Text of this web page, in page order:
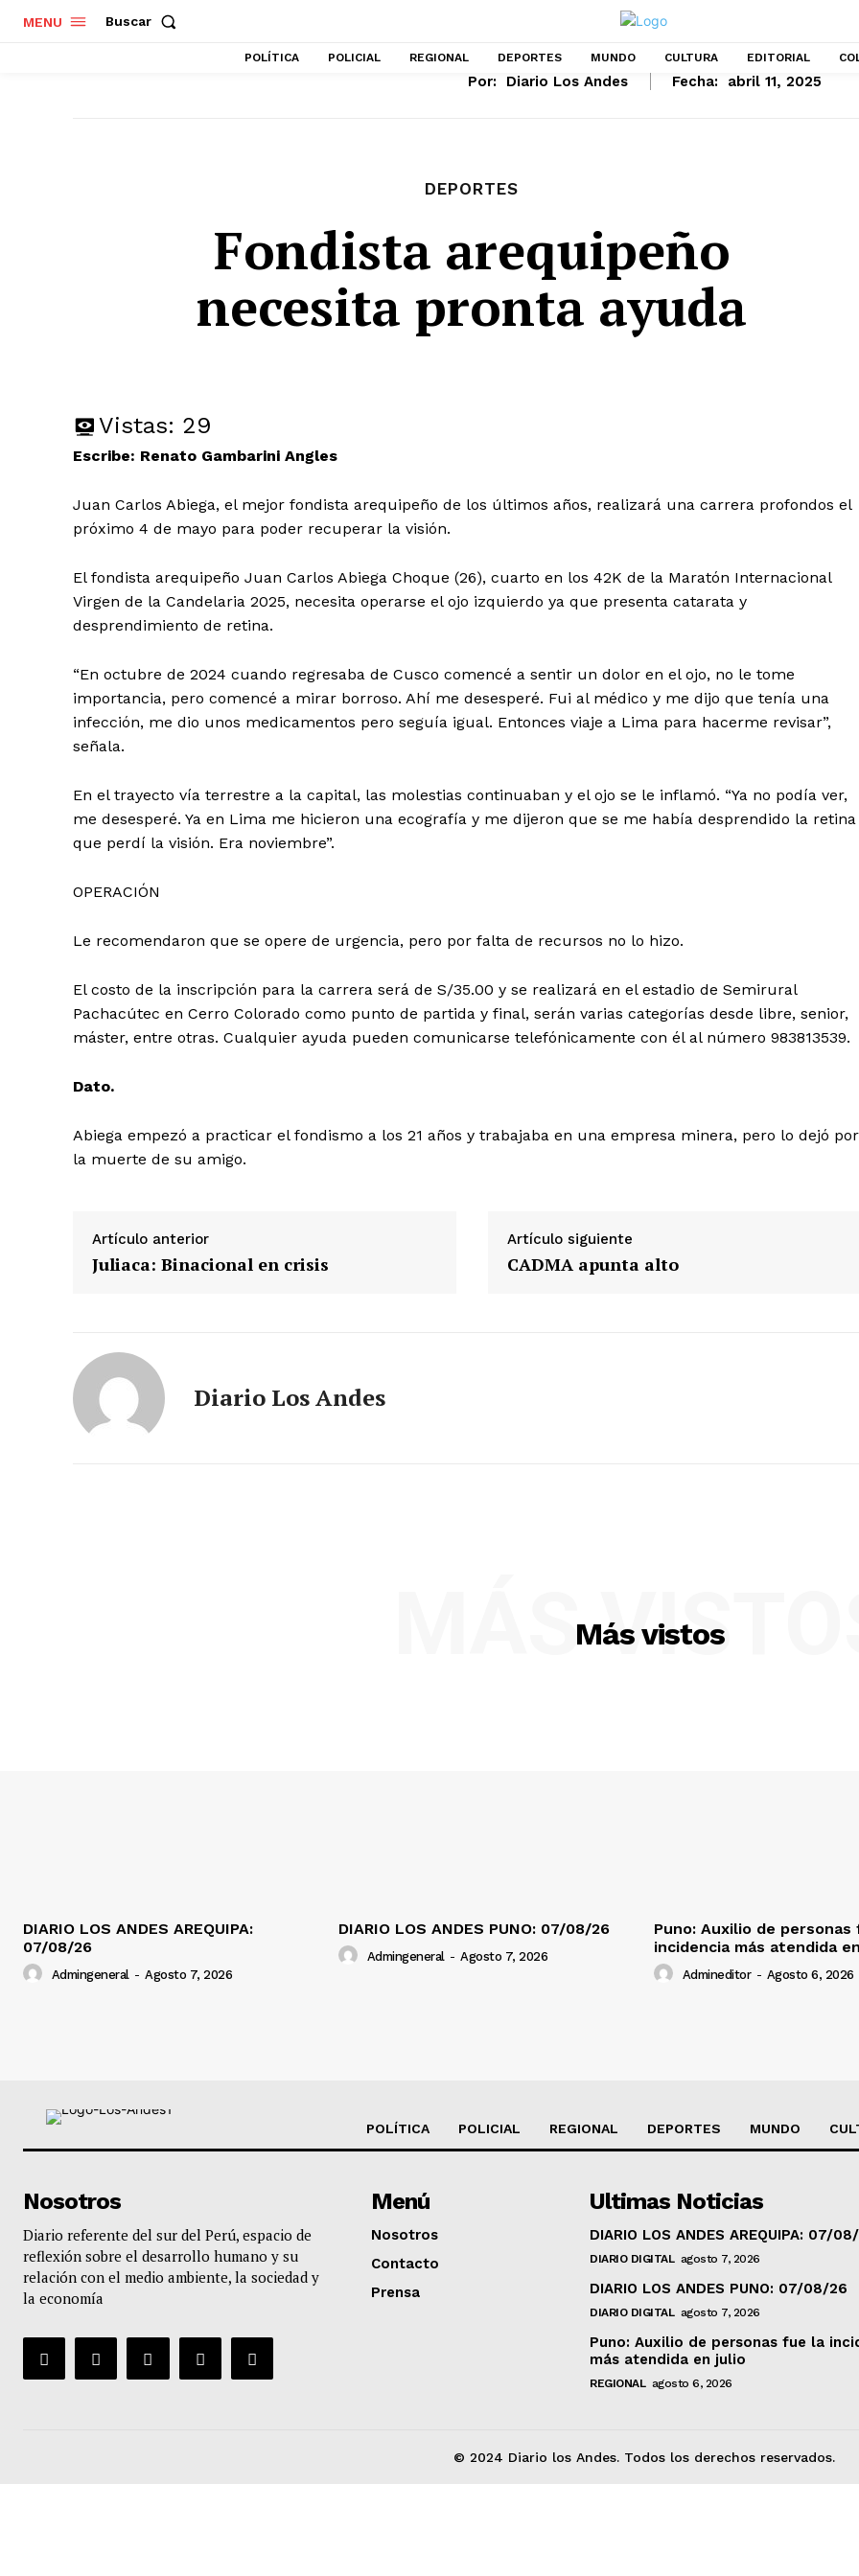
MENU Buscar
POLÍTICA POLICIAL REGIONAL DEPORTES MUNDO CULTURA EDITORIAL
Por: Diario Los Andes Fecha: abril 11, 2025
DEPORTES
Fondista arequipeño
necesita pronta ayuda
Vistas: 29
Escribe: Renato Gambarini Angles
Juan Carlos Abiega, el mejor fondista arequipeño de los últimos años, realizará una carrera profondos el
próximo 4 de mayo para poder recuperar la visión.
El fondista arequipeño Juan Carlos Abiega Choque (26), cuarto en los 42K de la Maratón Internacional
Virgen de la Candelaria 2025, necesita operarse el ojo izquierdo ya que presenta catarata y
desprendimiento de retina.
“En octubre de 2024 cuando regresaba de Cusco comencé a sentir un dolor en el ojo, no le tome
importancia, pero comencé a mirar borroso. Ahí me desesperé. Fui al médico y me dijo que tenía una
infección, me dio unos medicamentos pero seguía igual. Entonces viaje a Lima para hacerme revisar”,
señala.
En el trayecto vía terrestre a la capital, las molestias continuaban y el ojo se le inflamó. “Ya no podía ver,
me desesperé. Ya en Lima me hicieron una ecografía y me dijeron que se me había desprendido la retina
que perdí la visión. Era noviembre”.
OPERACIÓN
Le recomendaron que se opere de urgencia, pero por falta de recursos no lo hizo.
El costo de la inscripción para la carrera será de S/35.00 y se realizará en el estadio de Semirural
Pachacútec en Cerro Colorado como punto de partida y final, serán varias categorías desde libre, senior,
máster, entre otras. Cualquier ayuda pueden comunicarse telefónicamente con él al número 983813539.
Dato.
Abiega empezó a practicar el fondismo a los 21 años y trabajaba en una empresa minera, pero lo dejó por
la muerte de su amigo.
Artículo anterior
Juliaca: Binacional en crisis
Artículo siguiente
CADMA apunta alto
Diario Los Andes
Más vistos
MÁS
DIARIO LOS ANDES AREQUIPA:
07/08/26
Admingeneral - Agosto 7, 2026
DIARIO LOS ANDES PUNO: 07/08/26
Admingeneral - Agosto 7, 2026
Puno: Auxilio de personas
incidencia más atendida
Admineditor - Agosto 6, 2026
POLÍTICA POLICIAL REGIONAL DEPORTES MUNDO
Nosotros
Diario referente del sur del Perú, espacio de
reflexión sobre el desarrollo humano y su
relación con el medio ambiente, la sociedad y
la economía
Menú
Nosotros
Contacto
Prensa
Ultimas Noticias
DIARIO LOS ANDES AREQUIPA: 07/
DIARIO DIGITAL agosto 7, 2026
DIARIO LOS ANDES PUNO: 07/08/26
DIARIO DIGITAL agosto 7, 2026
Puno: Auxilio de personas fue la
más atendida en julio
REGIONAL agosto 6, 2026
© 2024 Diario los Andes. Todos los derechos reservados.